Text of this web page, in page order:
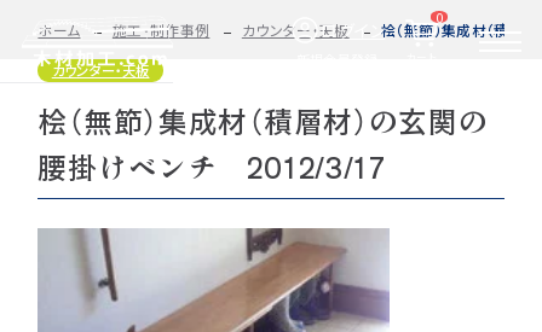
ログイン
0
自動お見積もり・ご注文はこちらから
カット・塗装のみ
カット・加工・塗装
フルオーダー集成材(積層材)
2D/3D
図面をお持ちの方へ 今すぐお見積もり依頼
ホーム 施工・制作事例 カウンター・天板 桧（無節）集成材（積
カウンター・天板
桧（無節）集成材（積層材）の玄関の
腰掛けベンチ 2012/3/17